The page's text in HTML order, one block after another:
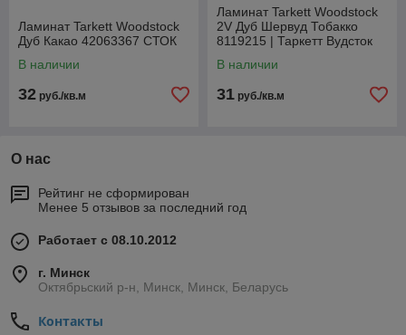
Ламинат Tarkett Woodstock
Дуб Какао 42063367 СТОК
В наличии
32 руб./кв.м
Ламинат Tarkett Woodstock
2V Дуб Шервуд Тобакко
8119215 | Таркетт Вудсток
В наличии
31 руб./кв.м
О нас
Рейтинг не сформирован
Менее 5 отзывов за последний год
Работает с 08.10.2012
г. Минск
Октябрьский р-н, Минск, Минск, Беларусь
Контакты